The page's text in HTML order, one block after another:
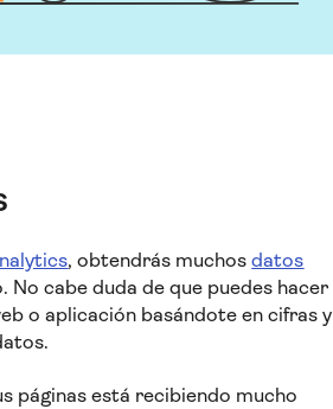
, obtendrás muchosdatos
cabe duda de que puedes hacer
o aplicación basándote en cifras y
páginas está recibiendo mucho